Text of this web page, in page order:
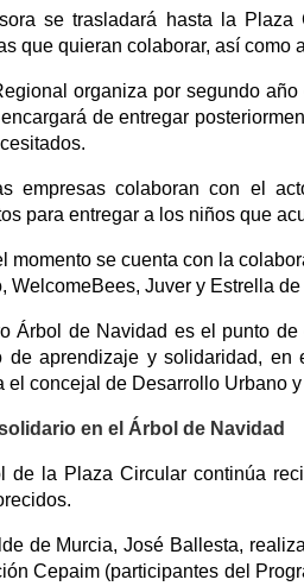
se trasladará hasta la
que quieran colaborar, así como
organiza por segundo
de entregar
empresas colaboran con el
para entregar a los niños que
momento se cuenta con la
WelcomeBees, Juver y Estrella
Árbol de Navidad es el punto
de aprendizaje y solidaridad, en
el concejal de Desarrollo Urbano
en el Árbol de Navidad
de la Plaza Circular continúa
de Murcia, José Ballesta,
Cepaim (participantes del